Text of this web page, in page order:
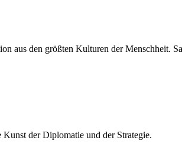
aus den größten Kulturen der Menschheit.
der Diplomatie und der Strategie.